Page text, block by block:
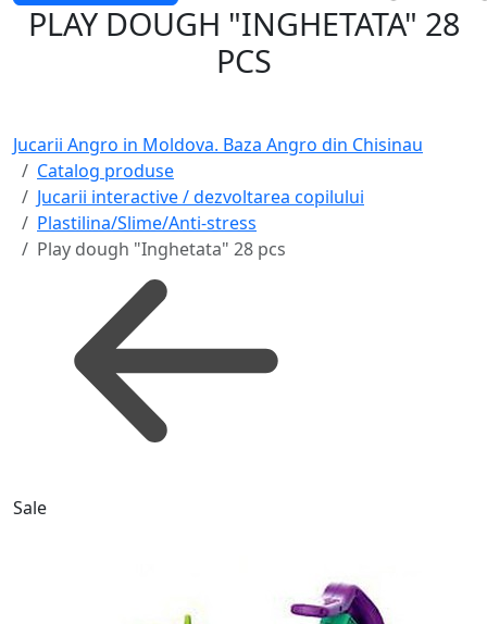
PLAY DOUGH "INGHETATA" 28
PCS
Jucarii Angro in Moldova. Baza Angro din Chisinau
Catalog produse
Jucarii interactive / dezvoltarea copilului
Plastilina/Slime/Anti-stress
Play dough "Inghetata" 28 pcs
Sale